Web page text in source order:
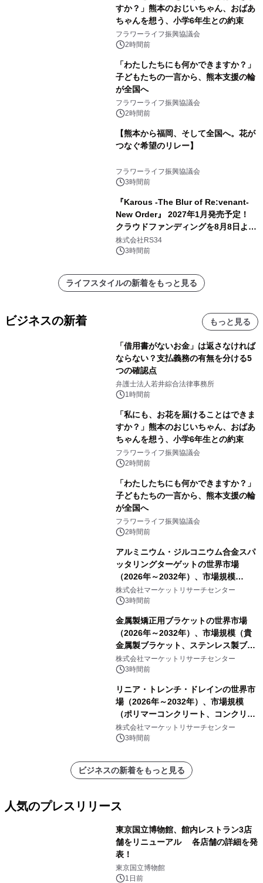
すか？」熊本のおじいちゃん、おばあ
ちゃんを想う、小学6年生との約束
フラワーライフ振興協議会
2時間前
「わたしたちにも何かできますか？」
子どもたちの一言から、熊本支援の輪
が全国へ
フラワーライフ振興協議会
2時間前
【熊本から福岡、そして全国へ。花が
つなぐ希望のリレー】
フラワーライフ振興協議会
3時間前
『Karous -The Blur of Re:venant-
New Order』 2027年1月発売予定！
クラウドファンディングを8月8日より
開始
株式会社RS34
3時間前
ライフスタイルの新着をもっと見る
ビジネスの新着 もっと見る
「借用書がないお金」は返さなければ
ならない？支払義務の有無を分ける5
つの確認点
弁護士法人若井綜合法律事務所
1時間前
「私にも、お花を届けることはできま
すか？」熊本のおじいちゃん、おばあ
ちゃんを想う、小学6年生との約束
フラワーライフ振興協議会
2時間前
「わたしたちにも何かできますか？」
子どもたちの一言から、熊本支援の輪
が全国へ
フラワーライフ振興協議会
2時間前
アルミニウム・ジルコニウム合金スパ
ッタリングターゲットの世界市場
（2026年～2032年）、市場規模
（0.995、0.999、その他）・分析レポ
ートを発表
株式会社マーケットリサーチセンター
3時間前
金属製矯正用ブラケットの世界市場
（2026年～2032年）、市場規模（貴
金属製ブラケット、ステンレス製ブラ
ケット、純チタン製ブラケット）・分
析レポートを発表
株式会社マーケットリサーチセンター
3時間前
リニア・トレンチ・ドレインの世界市
場（2026年～2032年）、市場規模
（ポリマーコンクリート、コンクリー
ト、プラスチック、金属）・分析レポ
ートを発表
株式会社マーケットリサーチセンター
3時間前
ビジネスの新着をもっと見る
人気のプレスリリース
東京国立博物館、館内レストラン3店
舗をリニューアル 各店舗の詳細を発
表！
東京国立博物館
1日前